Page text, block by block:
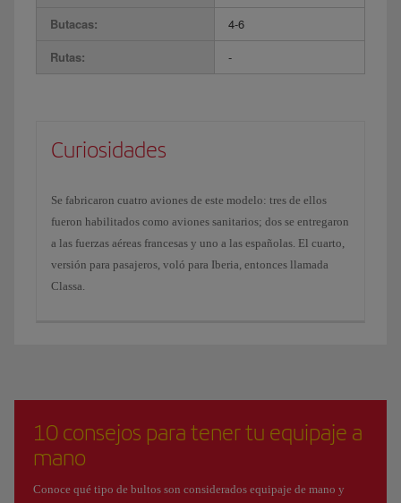
Butacas:
4-6
Rutas:
-
Curiosidades
Se fabricaron cuatro aviones de este modelo: tres de ellos
fueron habilitados como aviones sanitarios; dos se entregaron
a las fuerzas aéreas francesas y uno a las españolas. El cuarto,
versión para pasajeros, voló para Iberia, entonces llamada
Classa.
10 consejos para tener tu equipaje a
mano
Conoce qué tipo de bultos son considerados equipaje de mano y